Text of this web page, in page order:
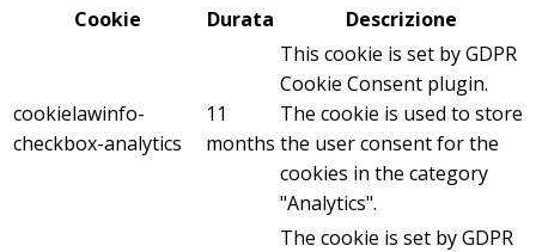
Cookie
Durata Descrizione
cookielawinfo-
checkbox-analytics
11
months
This cookie is set by GDPR
Cookie Consent plugin.
The cookie is used to store
the user consent for the
cookies in the category
"Analytics".
The cookie is set by GDPR